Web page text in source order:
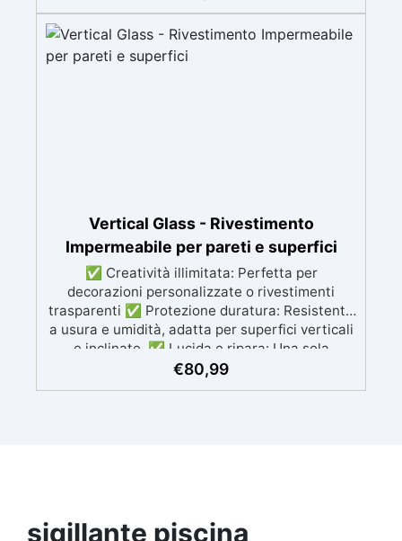
Garantisce un'adesione uniforme e duratura,
riducendo porosità e migliorando la resistenza
del supporto. ✅ Compatibilità universale:
Vertical Glass - Rivestimento
Impermeabile per pareti e superfici
✅ Creatività illimitata: Perfetta per
decorazioni personalizzate o rivestimenti
trasparenti ✅ Protezione duratura: Resistente
a usura e umidità, adatta per superfici verticali
e inclinate. ✅ Lucida e ripara: Una sola
applicazione per una superficie brillante, liscia
€80,99
sigillante piscina